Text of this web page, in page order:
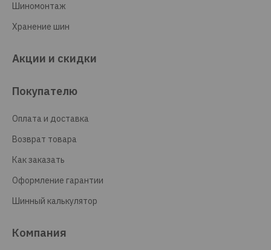
Шиномонтаж
Хранение шин
Акции и скидки
Покупателю
Оплата и доставка
Возврат товара
Как заказать
Оформление гарантии
Шинный калькулятор
Компания